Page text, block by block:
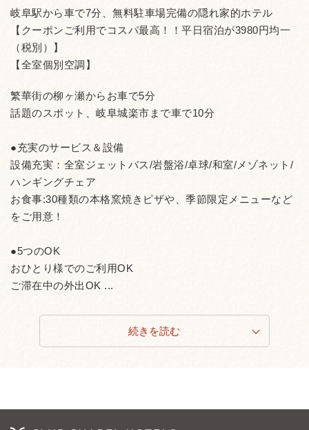
岐阜駅から車で7分、無料駐車場完備の隠れ家的ホテル
【クーポンご利用でコスパ最高！！平日宿泊が3980円均一
（税別）】
【全室個別空調】
繁華街の柳ヶ瀬からお車で5分
話題のスポット、岐阜城楽市まで車で10分
●充実のサービス＆設備
設備充実：全室ジェットバス/岩盤浴/卓球/和室/メゾネット/
ハンギングチェア
お食事:30種類の本格窯焼きピザや、季節限定メニューなど
をご用意！
●5つのOK
おひとり様でのご利用OK
ご滞在中の外出OK ...
続きを読む